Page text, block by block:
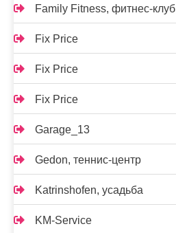
Family Fitness, фитнес-клуб
Fix Price
Fix Price
Fix Price
Garage_13
Gedon, теннис-центр
Katrinshofen, усадьба
KM-Service